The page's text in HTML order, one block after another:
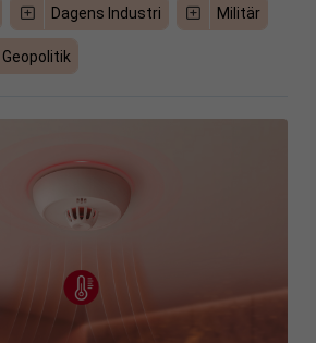
Dagens Industri Militär
Geopolitik